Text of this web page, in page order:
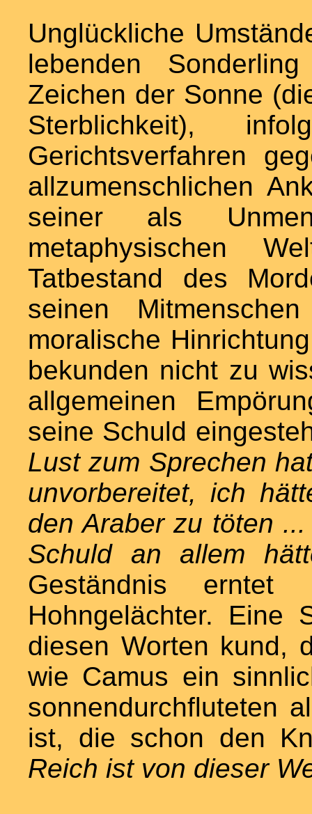
Unglückliche
lebenden
Zeichen der Sonne
Sterblichkeit),
Gerichtsverfahren
allzumenschlichen
seiner als
metaphysischen
Tatbestand des
seinen
moralische
bekunden nicht zu
allgemeinen
seine Schuld
Lust zum Sprechen
unvorbereitet, ich
den Araber zu töten
Schuld an allem
Geständnis erntet
Hohngelächter. Eine
diesen Worten kund,
wie Camus ein
sonnendurchfluteten
ist, die schon den
Reich ist von dieser